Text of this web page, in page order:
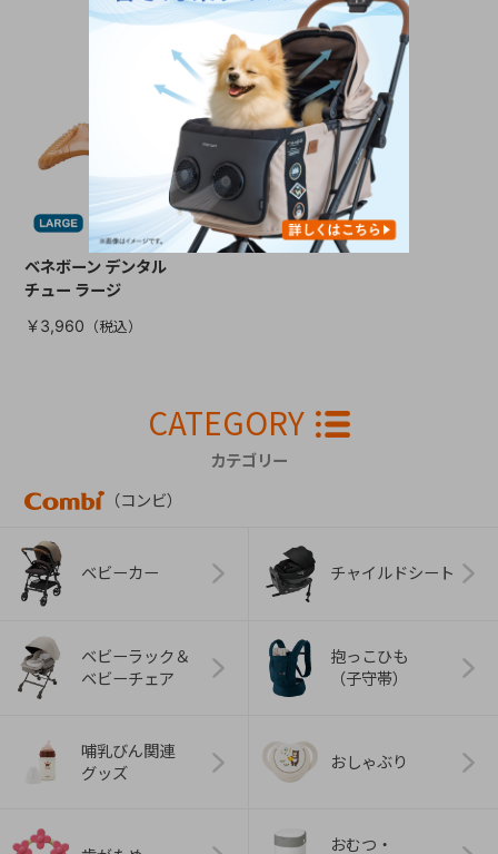
CHECKED ITEM
最近見た商品
ベネボーン デンタル
チュー ラージ
￥3,960
CATEGORY
カテゴリー
（コンビ）
ベビーカー チャイルドシート
ベビーラック＆
ベビーチェア
抱っこひも
（子守帯）
哺乳びん関連
グッズ
おしゃぶり
おむつ・